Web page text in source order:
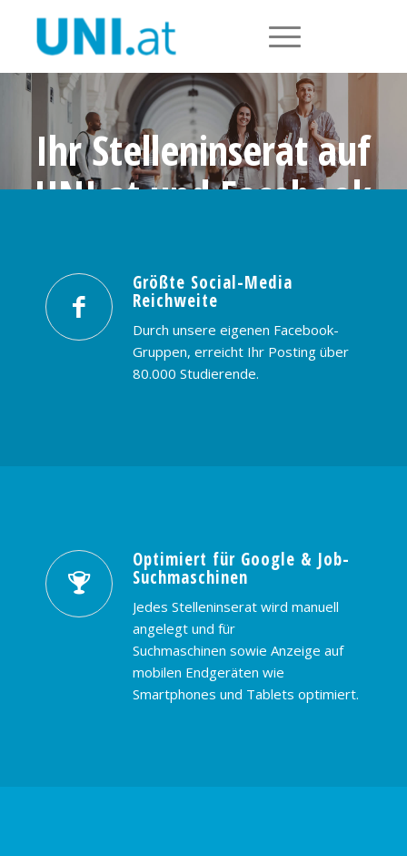
Ihr Stelleninserat auf
UNI.at und Facebook
PREISE & BUCHUNG KONTAKT
Größte Social-Media
Reichweite
Durch unsere eigenen Facebook-
Gruppen, erreicht Ihr Posting über
80.000 Studierende.
Optimiert für Google & Job-
Suchmaschinen
Jedes Stelleninserat wird manuell
angelegt und für
Suchmaschinen sowie Anzeige auf
mobilen Endgeräten wie
Smartphones und Tablets optimiert.